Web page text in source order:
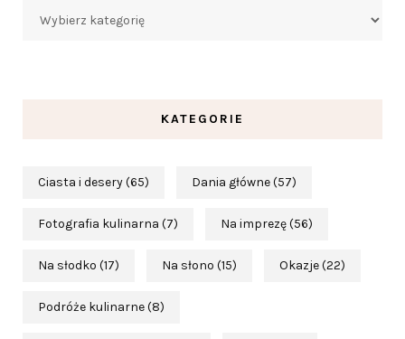
KATEGORIE
Ciasta i desery(65) Dania główne(57)
Fotografia kulinarna (7) Na imprezę(56)
Na słodko (17) Na słono (15) Okazje(22)
Podróże kulinarne(8)